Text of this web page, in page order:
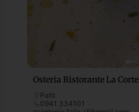
Osteria Ristorante La Corte
Patti
0941 334101